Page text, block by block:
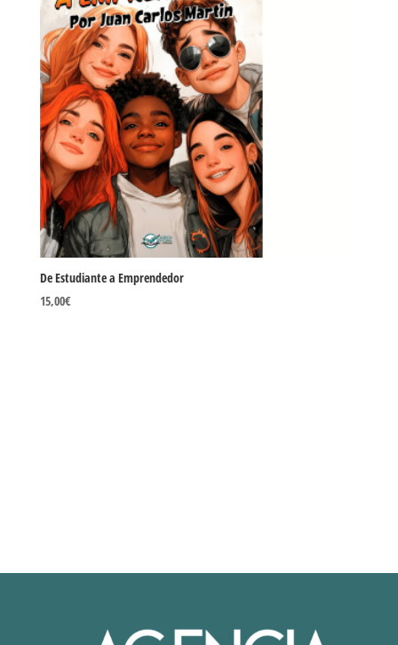
De Estudiante a Emprendedor
15,00€